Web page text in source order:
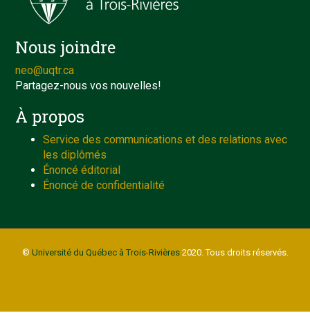
Nous joindre
neo@uqtr.ca
Partagez-nous vos nouvelles!
À propos
Service des communications et des relations avec
les diplômés
Énoncé éditorial
Énoncé de confidentialité
© Université du Québec à Trois-Rivières2020. Tous droits réservés.